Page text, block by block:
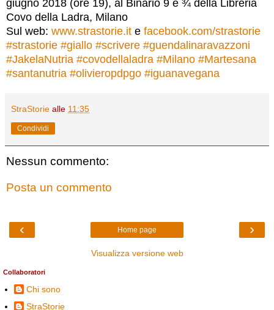
giugno 2018 (ore 19), al Binario 9 e ¾ della Libreria
Covo della Ladra, Milano
Sul web: www.strastorie.it e facebook.com/strastorie
#strastorie #giallo #scrivere #guendalinaravazzoni
#JakelaNutria #covodellaladra #Milano #Martesana
#santanutria #olivieropdpgo #iguanavegana
StraStorie alle 11:35
Condividi
Nessun commento:
Posta un commento
‹ ›
Home page
Visualizza versione web
Collaboratori
Chi sono
StraStorie